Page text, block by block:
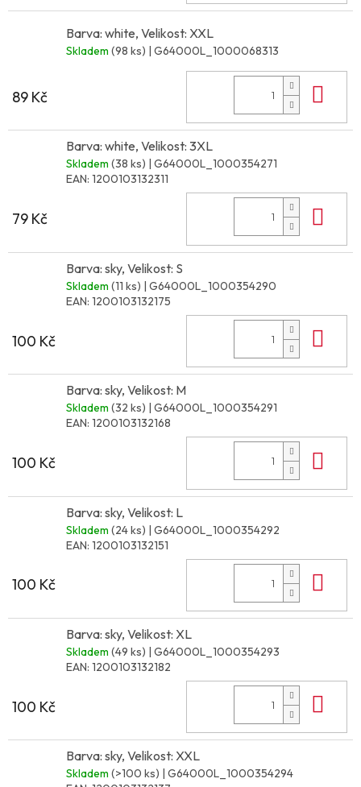
Barva: white, Velikost: XXL
Skladem (98 ks) | G64000L_1000068313
89 Kč
Barva: white, Velikost: 3XL
Skladem (38 ks) | G64000L_1000354271
EAN: 1200103132311
79 Kč
Barva: sky, Velikost: S
Skladem (11 ks) | G64000L_1000354290
EAN: 1200103132175
100 Kč
Barva: sky, Velikost: M
Skladem (32 ks) | G64000L_1000354291
EAN: 1200103132168
100 Kč
Barva: sky, Velikost: L
Skladem (24 ks) | G64000L_1000354292
EAN: 1200103132151
100 Kč
Barva: sky, Velikost: XL
Skladem (49 ks) | G64000L_1000354293
EAN: 1200103132182
100 Kč
Barva: sky, Velikost: XXL
Skladem (>100 ks) | G64000L_1000354294